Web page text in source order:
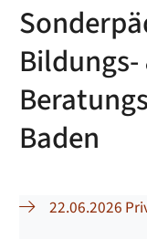
Bildungs-
Baden
22.06.2026